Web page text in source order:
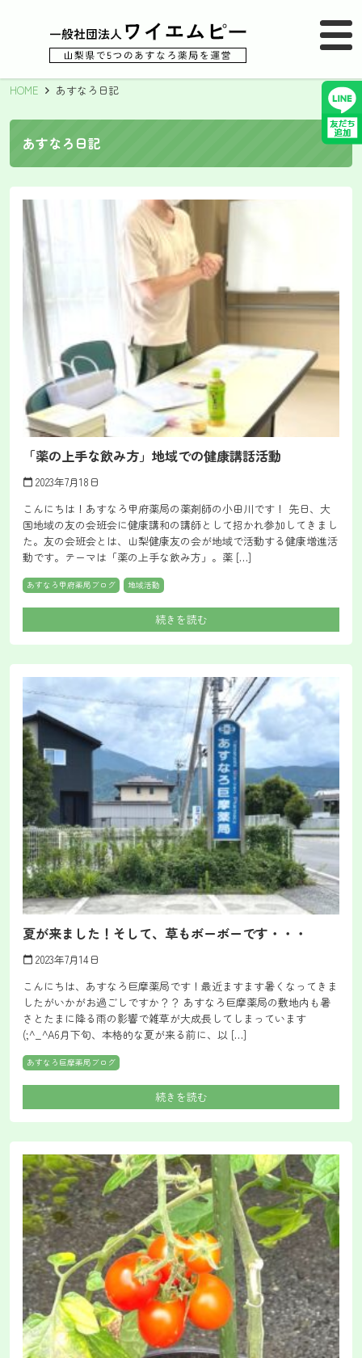
MENUメニュー
HOME あすなろ日記
あすなろ日記
「薬の上手な飲み方」地域での健康講話活動
calendar_today 2023年7月18日
こんにちは！あすなろ甲府薬局の薬剤師の小田川です！ 先日、大
国地域の友の会班会に健康講和の講師として招かれ参加してきまし
た。友の会班会とは、山梨健康友の会が地域で活動する健康増進活
動です。テーマは「薬の上手な飲み方」。薬 […]
あすなろ甲府薬局ブログ 地域活動
続きを読む
夏が来ました！そして、草もボーボーです・・・
calendar_today 2023年7月14日
こんにちは、あすなろ巨摩薬局です！最近ますます暑くなってきま
したがいかがお過ごしですか？？ あすなろ巨摩薬局の敷地内も暑
さとたまに降る雨の影響で雑草が大成長してしまっています
(;^_^A6月下旬、本格的な夏が来る前に、以 […]
あすなろ巨摩薬局ブログ
続きを読む